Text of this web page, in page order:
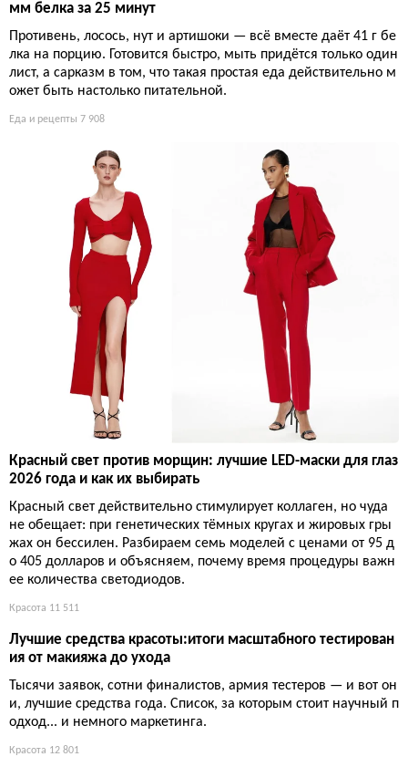
мм белка за 25 минут
Противень, лосось, нут и артишоки — всё вместе даёт 41 г бе
лка на порцию. Готовится быстро, мыть придётся только один
лист, а сарказм в том, что такая простая еда действительно м
ожет быть настолько питательной.
Еда и рецепты 7 908
Красный свет против морщин: лучшие LED-маски для глаз
2026 года и как их выбирать
Красный свет действительно стимулирует коллаген, но чуда
не обещает: при генетических тёмных кругах и жировых гры
жах он бессилен. Разбираем семь моделей с ценами от 95 д
о 405 долларов и объясняем, почему время процедуры важн
ее количества светодиодов.
Красота 11 511
Лучшие средства красоты:итоги масштабного тестирован
ия от макияжа до ухода
Тысячи заявок, сотни финалистов, армия тестеров — и вот он
и, лучшие средства года. Список, за которым стоит научный п
одход... и немного маркетинга.
Красота 12 801